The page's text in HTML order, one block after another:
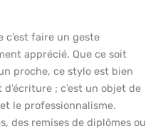
c’est faire un geste
apprécié. Que ce soit
proche, ce stylo est bien
; c’est un objet de
le professionnalisme.
des remises de diplômes ou